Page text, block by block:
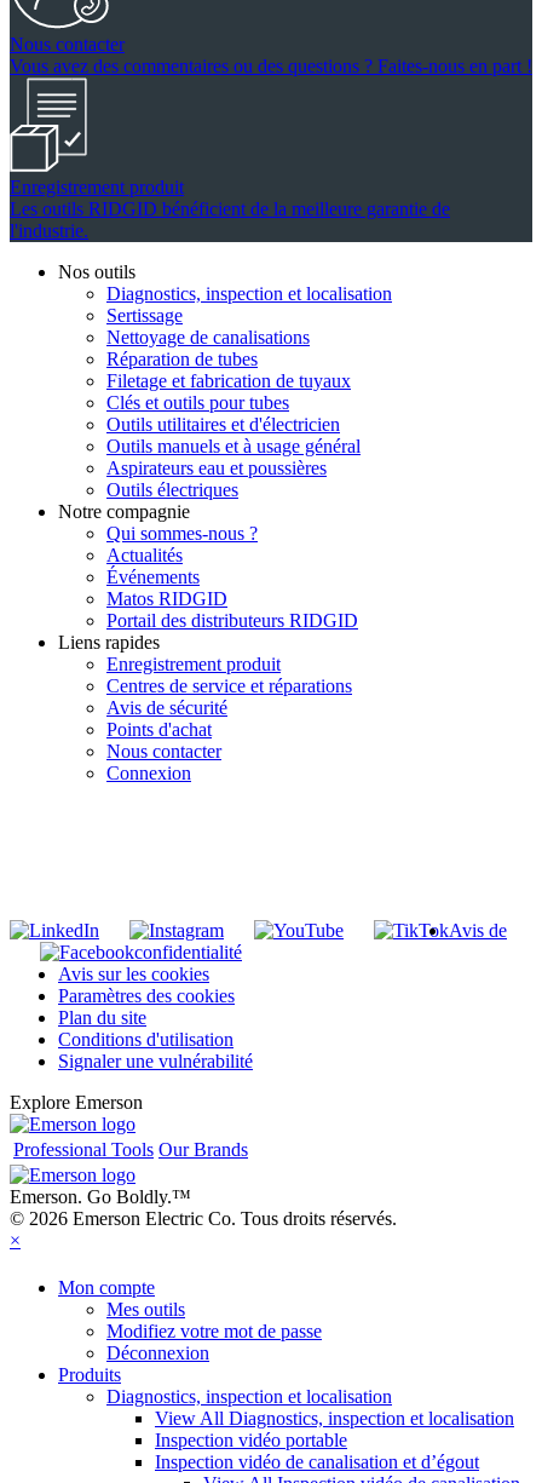
Nous contacter
Vous avez des commentaires ou des questions ? Faites-nous en part !
Enregistrement produit
Les outils RIDGID bénéficient de la meilleure garantie de
l'industrie.
Nos outils
Diagnostics, inspection et localisation
Sertissage
Nettoyage de canalisations
Réparation de tubes
Filetage et fabrication de tuyaux
Clés et outils pour tubes
Outils utilitaires et d'électricien
Outils manuels et à usage général
Aspirateurs eau et poussières
Outils électriques
Notre compagnie
Qui sommes-nous ?
Actualités
Événements
Matos RIDGID
Portail des distributeurs RIDGID
Liens rapides
Enregistrement produit
Centres de service et réparations
Avis de sécurité
Points d'achat
Nous contacter
Connexion
Avis de
confidentialité
Avis sur les cookies
Paramètres des cookies
Plan du site
Conditions d'utilisation
Signaler une vulnérabilité
Explore Emerson
Professional Tools Our Brands
Emerson. Go Boldly.™
© 2026 Emerson Electric Co. Tous droits réservés.
×
Mon compte
Mes outils
Modifiez votre mot de passe
Déconnexion
Produits
Diagnostics, inspection et localisation
View All Diagnostics, inspection et localisation
Inspection vidéo portable
Inspection vidéo de canalisation et d’égout